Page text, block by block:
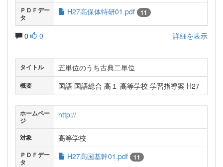
ＰＤＦデー
タ
H27高保体特研01.pdf 11
0 0 詳細を表示
タイトル 五単位のうち古典二単位
概要 国語 国語総合 高１ 高等学校 学習指導案 H27
ホームペー
ジ
http://
対象 高等学校
ＰＤＦデー
タ
H27高国基幹01.pdf 11